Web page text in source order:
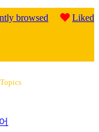
browsed Liked